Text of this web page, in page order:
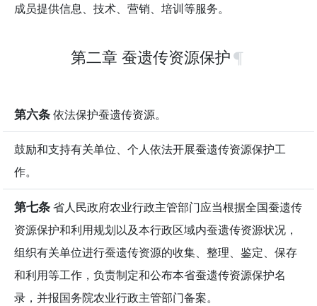
成员提供信息、技术、营销、培训等服务。
第二章 蚕遗传资源保护
第六条依法保护蚕遗传资源。
鼓励和支持有关单位、个人依法开展蚕遗传资源保护工
作。
第七条省人民政府农业行政主管部门应当根据全国蚕遗传
资源保护和利用规划以及本行政区域内蚕遗传资源状况，
组织有关单位进行蚕遗传资源的收集、整理、鉴定、保存
和利用等工作，负责制定和公布本省蚕遗传资源保护名
录，并报国务院农业行政主管部门备案。